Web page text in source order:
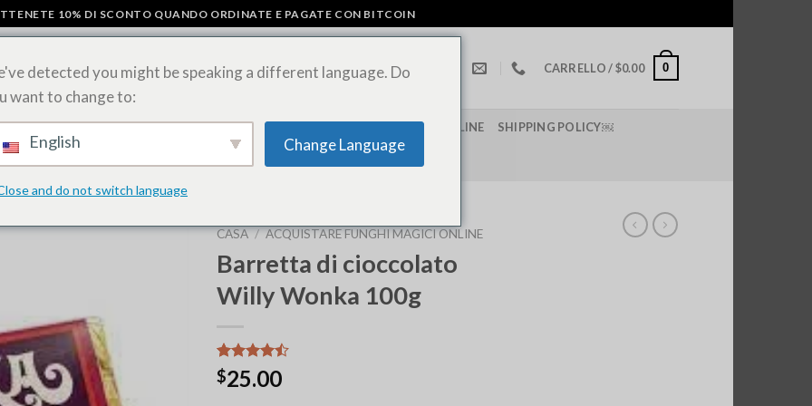
10% DI SCONTO QUANDO ORDINATE E PAGATE CON BITCOIN
CARRELLO /$0.00 0
BARRETTE DI CIOCCOLATO AI FUNGHI ACQUISTARE FOGLIETTI DI LSD ONLINE SHIPPING POLICY￼
RAGGRUPPAMENTI DI ERBA
CASA / ACQUISTARE FUNGHI MAGICI ONLINE
Barretta di cioccolato
Willy Wonka 100g
Valutato
4.44su 5
9
$25.00
detected you might be speaking a different language. Do
want to change to:
English Change Language
and do not switch language